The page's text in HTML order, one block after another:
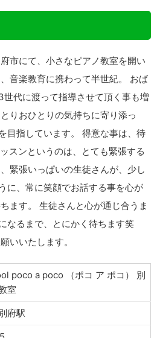
市にて、小さなピアノ教室を開い
音楽教育に携わって半世紀。 おば
代に渡って指導させて頂く事も増
りおひとりの気持ちに寄り添っ
目指しています。 得意な事は、待
スンというのは、とても緊張する
緊張いっぱいの生徒さんが、少し
に、常に笑顔でお話する事を心が
ます。 生徒さんと心が通じ合うま
なるまで、とにかく待ちます笑
いいたします。
poco a poco （ポコ ア ポコ） 別
室
府駅